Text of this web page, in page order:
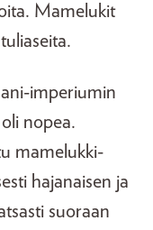
Mamelukit
imperiumin
nopea.
mamelukki-
hajanaisen ja
suoraan